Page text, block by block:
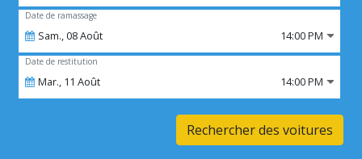
Date de ramassage
Sam.,08Août 14:00 PM
Date de restitution
Mar., 11 Août 14:00 PM
Rechercher des voitures